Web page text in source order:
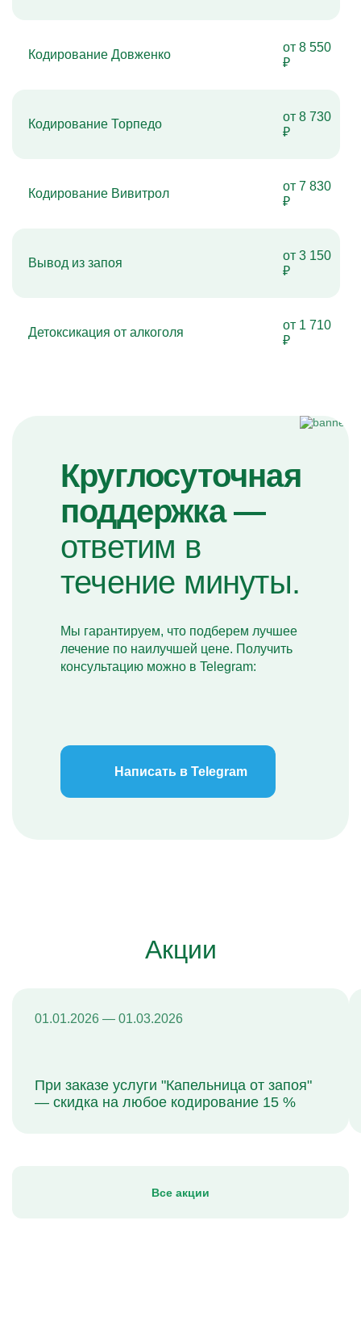
Кодирование Довженко
от 8 550
₽
Кодирование Торпедо
от 8 730
₽
Кодирование Вивитрол
от 7 830
₽
Вывод из запоя
от 3 150
₽
Детоксикация от алкоголя
от 1 710
₽
Круглосуточная
поддержка —
ответим в
течение минуты.
Мы гарантируем, что подберем лучшее
лечение по наилучшей цене. Получить
консультацию можно в Telegram:
Написать в Telegram
Акции
01.01.2026 — 01.03.2026
При заказе услуги "Капельница от запоя"
— скидка на любое кодирование 15 %
Все акции